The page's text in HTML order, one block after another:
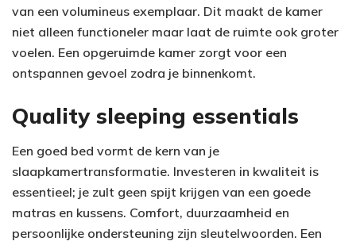
van een volumineus exemplaar. Dit maakt de kamer
niet alleen functioneler maar laat de ruimte ook groter
voelen. Een opgeruimde kamer zorgt voor een
ontspannen gevoel zodra je binnenkomt.
Quality sleeping essentials
Een goed bed vormt de kern van je
slaapkamertransformatie. Investeren in kwaliteit is
essentieel; je zult geen spijt krijgen van een goede
matras en kussens. Comfort, duurzaamheid en
persoonlijke ondersteuning zijn sleutelwoorden. Een